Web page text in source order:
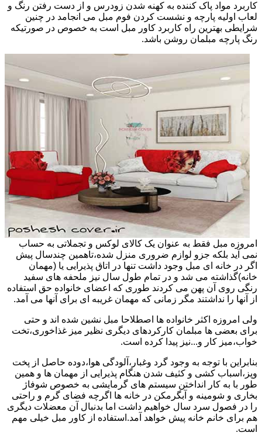
کاربرد مواد پاک کننده به کهنه شدن زودرس و از دست رفتن رنگ و
لعاب اولیه پارچه و نشست کردن فوم مبل می انجامد در چنین
شرایطی بهترین راه کاربرد کاور مبل است به خصوص در صورتیکه
رنگ پارچه مبلمان روشن باشد.
امروزه مبل فقط به عنوان یک کالای لوکس و تجملاتی به حساب
نمی آید بلکه جزو لوازم ضروری منزل شده،تاهمین چندسال پیش
اگر در خانه ای مبل وجود داشت تنها در اتاق پذیرایی یا (مهمان
خانه)گذاشته می شد و در تمام طول سال نیز ملحفه های سفید
رنگی روی آن پهن می کردند طوری که اعضای خانواده حق استفاده
از آنها را نداشتند مگر زمانی که مهمان غریبه ای برای آنها می آمد.
ولی امروزه اکثر خانواده ها اصطلاحا مبل نشین شده اند و حتی
برای بعضی ها مبلمان کارکردهای دیگری نظیر میز غذاخوری،تخت
خواب،میز کار و...نیز پیدا کرده است.
بنابراین با توجه به وجود گرد وغبار،آلودگی هوا،دوده حاصل از پخت
وپز،اسباب کشی و کثیف شدن هنگام پذیرایی از مهمان ها و همین
طور با به کار انداختن سیستم های گرمایشی به خصوص شوفاژ
بخاری و شومینه و آبگرمکن در خانه ها اگرچه فضای گرم و راحتی
را در فصول سرد سال خواهیم داشت اما بدنبال آن معضلات دیگری
هم برای خانم خانه پیش خواهد آمد.استفاده از کاور مبل خیلی مهم
است.